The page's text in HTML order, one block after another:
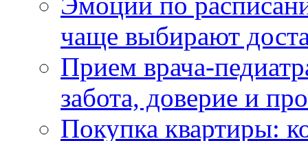
чаще выбирают
Прием врача-
забота, доверие и
Покупка квартиры: